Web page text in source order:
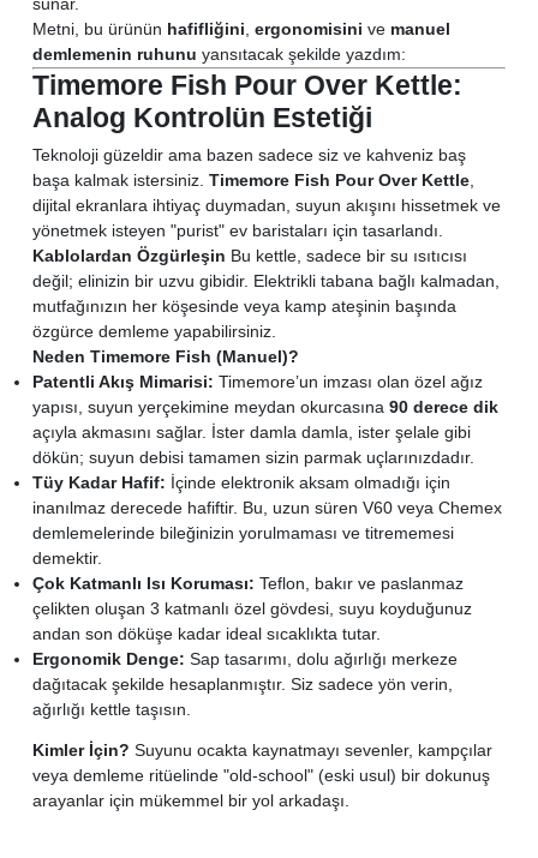
sunar.
Metni, bu ürünün hafifliğini, ergonomisini ve manuel
demlemenin ruhunu yansıtacak şekilde yazdım:
Timemore Fish Pour Over Kettle:
Analog Kontrolün Estetiği
Teknoloji güzeldir ama bazen sadece siz ve kahveniz baş
başa kalmak istersiniz. Timemore Fish Pour Over Kettle,
dijital ekranlara ihtiyaç duymadan, suyun akışını hissetmek ve
yönetmek isteyen "purist" ev baristaları için tasarlandı.
Kablolardan Özgürleşin Bu kettle, sadece bir su ısıtıcısı
değil; elinizin bir uzvu gibidir. Elektrikli tabana bağlı kalmadan,
mutfağınızın her köşesinde veya kamp ateşinin başında
özgürce demleme yapabilirsiniz.
Neden Timemore Fish (Manuel)?
Patentli Akış Mimarisi: Timemore’un imzası olan özel ağız
yapısı, suyun yerçekimine meydan okurcasına 90 derece dik
açıyla akmasını sağlar. İster damla damla, ister şelale gibi
dökün; suyun debisi tamamen sizin parmak uçlarınızdadır.
Tüy Kadar Hafif: İçinde elektronik aksam olmadığı için
inanılmaz derecede hafiftir. Bu, uzun süren V60 veya Chemex
demlemelerinde bileğinizin yorulmaması ve titrememesi
demektir.
Çok Katmanlı Isı Koruması: Teflon, bakır ve paslanmaz
çelikten oluşan 3 katmanlı özel gövdesi, suyu koyduğunuz
andan son döküşe kadar ideal sıcaklıkta tutar.
Ergonomik Denge: Sap tasarımı, dolu ağırlığı merkeze
dağıtacak şekilde hesaplanmıştır. Siz sadece yön verin,
ağırlığı kettle taşısın.
Kimler İçin? Suyunu ocakta kaynatmayı sevenler, kampçılar
veya demleme ritüelinde "old-school" (eski usul) bir dokunuş
arayanlar için mükemmel bir yol arkadaşı.